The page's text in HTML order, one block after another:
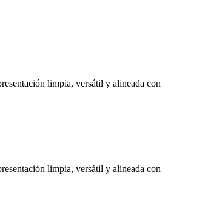
limpia, versátil y alineada con
limpia, versátil y alineada con